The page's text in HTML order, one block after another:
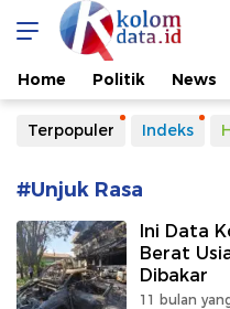
Kolomdata.id
Home Politik News
Terpopuler Indeks
#Unjuk Rasa
Ini Data
Berat
Dibakar
11 bulan